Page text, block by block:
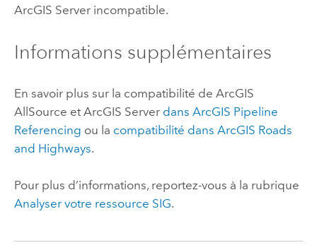
ArcGIS Serverincompatible.
Informations supplémentaires
En savoir plus sur la compatibilité de ArcGIS
AllSource et ArcGIS Server dans ArcGIS Pipeline
Referencing ou la compatibilité dans ArcGIS Roads
and Highways.
Pour plus d’informations, reportez-vous à la rubrique
Analyser votre ressource SIG.